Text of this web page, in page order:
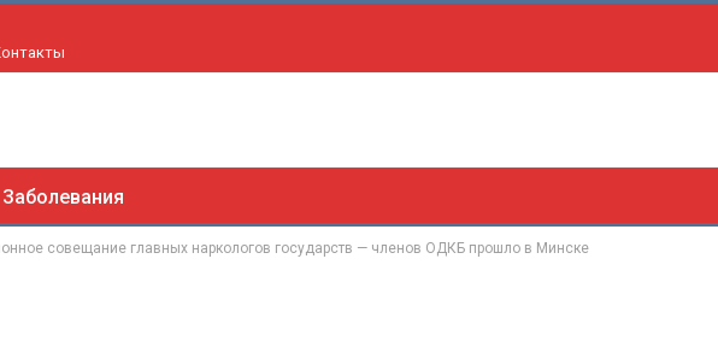
Заболевания
совещание главных наркологов государств — членов ОДКБ прошло в Минске